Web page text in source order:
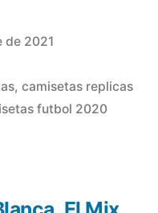
de 2021
, camisetas replicas
futbol 2020